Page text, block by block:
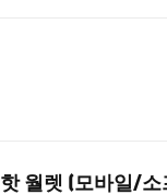
핫 월렛 (모바일/